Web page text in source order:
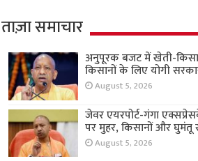
ताज़ा समाचार
अनुपूरक बजट में खेती-
किसानों के लिए योगी
August 5, 2026
जेवर एयरपोर्ट-गंगा
पर मुहर, किसानों और घुमंतू
August 5, 2026